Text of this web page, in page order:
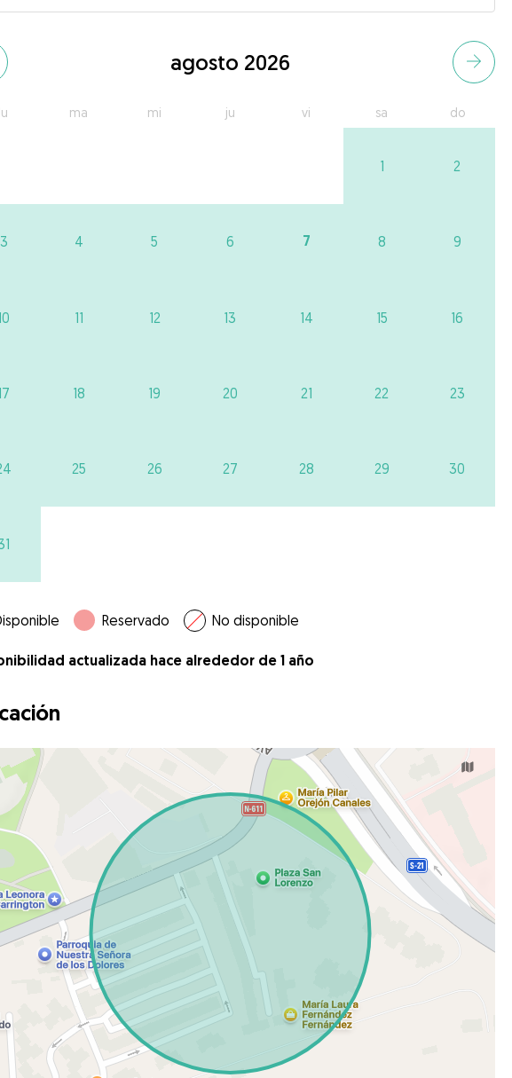
agosto 2026
lu ma mi ju vi sa do
1 2
3 4 5 6 7 8 9
11 12 13 14 15 16
18 19 20 21 22 23
25 26 27 28 29 30
Reservado No disponible
actualizada hace alrededor de 1 año